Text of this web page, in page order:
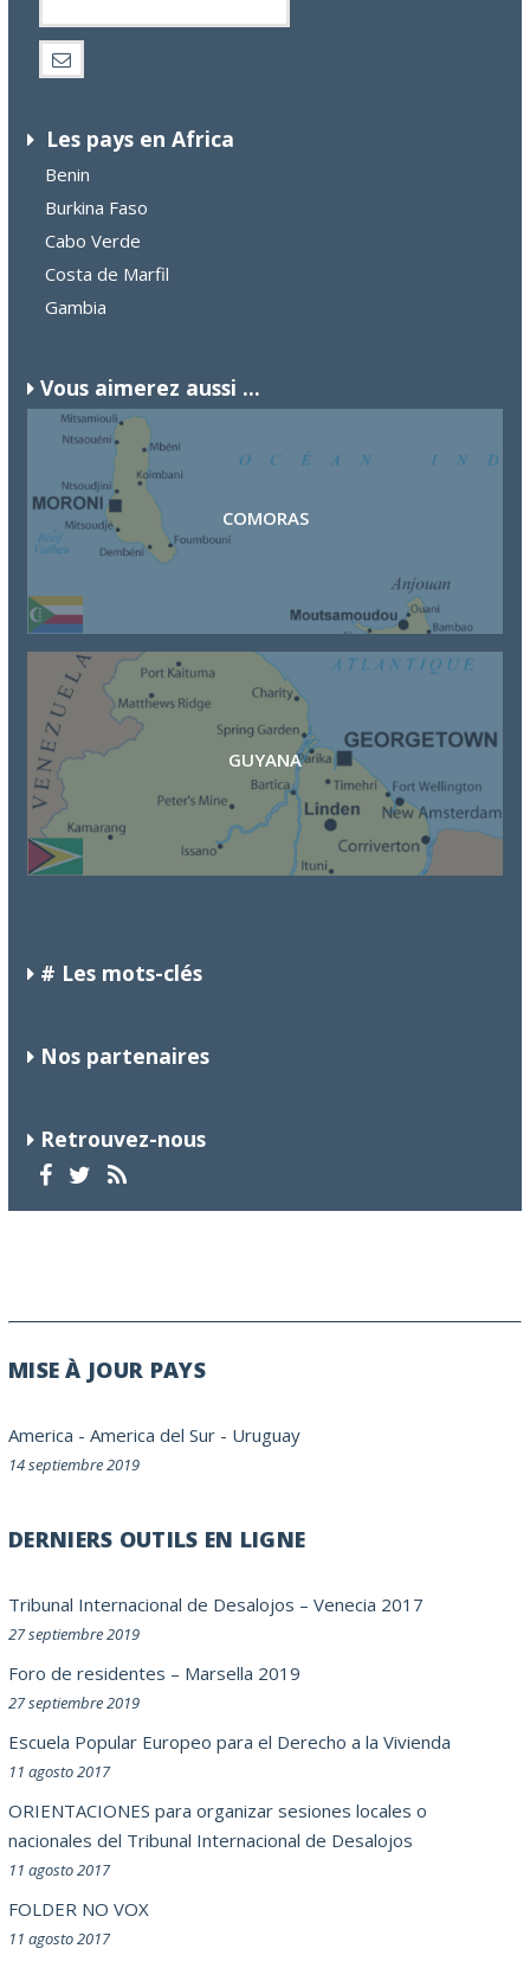
Les pays en Africa
Benin
Burkina Faso
Cabo Verde
Costa de Marfil
Gambia
Vous aimerez aussi ...
COMORAS
GUYANA
# Les mots-clés
Nos partenaires
Retrouvez-nous
MISE À JOUR PAYS
America - America del Sur - Uruguay
14 septiembre 2019
DERNIERS OUTILS EN LIGNE
Tribunal Internacional de Desalojos – Venecia 2017
27 septiembre 2019
Foro de residentes – Marsella 2019
27 septiembre 2019
Escuela Popular Europeo para el Derecho a la Vivienda
11 agosto 2017
ORIENTACIONES para organizar sesiones locales o
nacionales del Tribunal Internacional de Desalojos
11 agosto 2017
FOLDER NO VOX
11 agosto 2017